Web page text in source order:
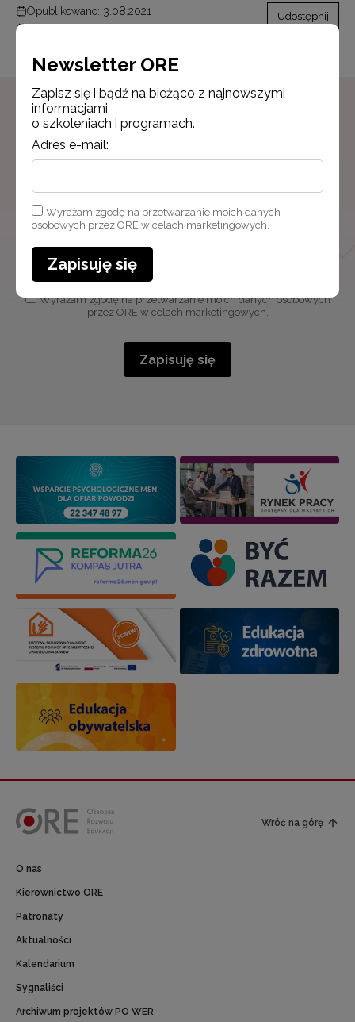
Opublikowano: 3.08.2021
Udostępnij
Newsletter ORE
Zapisz się i bądź na bieżąco z najnowszymi
o szkoleniach i programach.
Adres e-mail:
Wyrażam zgodę na przetwarzanie moich danych osobowych
przez ORE w celach marketingowych.
Zapisuję się
Wróć na górę
O nas
Kierownictwo ORE
Patronaty
Aktualności
Kalendarium
Sygnaliści
Archiwum projektów PO WER
Newsletter ORE
Zapisz się i bądź na bieżąco z najnowszymi
informacjami
o szkoleniach i programach.
Adres e-mail:
Wyrażam zgodę na przetwarzanie moich danych
osobowych przez ORE w celach marketingowych.
Zapisuję się